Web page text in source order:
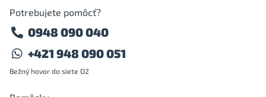
Potrebujete pomôcť?
0948 090 040
+421 948 090 051
Bežný hovor do siete O2